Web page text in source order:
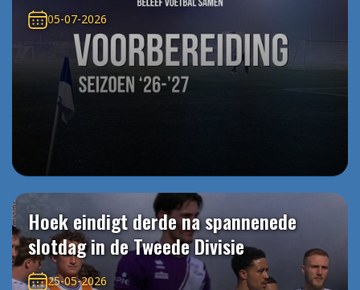
05-07-2026
Hoek eindigt derde na spannenede
slotdag in de Tweede Divisie
25-05-2026